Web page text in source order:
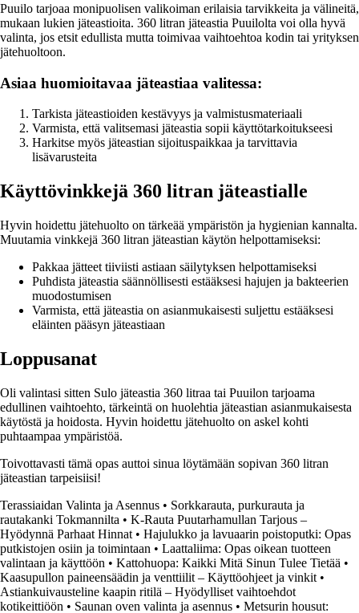
Puuilo tarjoaa monipuolisen valikoiman erilaisia tarvikkeita ja välineitä,
mukaan lukien jäteastioita. 360 litran jäteastia Puuilolta voi olla hyvä
valinta, jos etsit edullista mutta toimivaa vaihtoehtoa kodin tai yrityksen
jätehuoltoon.
Asiaa huomioitavaa jäteastiaa valitessa:
Tarkista jäteastioiden kestävyys ja valmistusmateriaali
Varmista, että valitsemasi jäteastia sopii käyttötarkoitukseesi
Harkitse myös jäteastian sijoituspaikkaa ja tarvittavia
lisävarusteita
Käyttövinkkejä 360 litran jäteastialle
Hyvin hoidettu jätehuolto on tärkeää ympäristön ja hygienian kannalta.
Muutamia vinkkejä 360 litran jäteastian käytön helpottamiseksi:
Pakkaa jätteet tiiviisti astiaan säilytyksen helpottamiseksi
Puhdista jäteastia säännöllisesti estääksesi hajujen ja bakteerien
muodostumisen
Varmista, että jäteastia on asianmukaisesti suljettu estääksesi
eläinten pääsyn jäteastiaan
Loppusanat
Oli valintasi sitten Sulo jäteastia 360 litraa tai Puuilon tarjoama
edullinen vaihtoehto, tärkeintä on huolehtia jäteastian asianmukaisesta
käytöstä ja hoidosta. Hyvin hoidettu jätehuolto on askel kohti
puhtaampaa ympäristöä.
Toivottavasti tämä opas auttoi sinua löytämään sopivan 360 litran
jäteastian tarpeisiisi!
Terassiaidan Valinta ja Asennus • Sorkkarauta, purkurauta ja
rautakanki Tokmannilta • K-Rauta Puutarhamullan Tarjous –
Hyödynnä Parhaat Hinnat • Hajulukko ja lavuaarin poistoputki: Opas
putkistojen osiin ja toimintaan • Laattaliima: Opas oikean tuotteen
valintaan ja käyttöön • Kattohuopa: Kaikki Mitä Sinun Tulee Tietää •
Kaasupullon paineensäädin ja venttiilit – Käyttöohjeet ja vinkit •
Astiankuivausteline kaapin ritilä – Hyödylliset vaihtoehdot
kotikeittiöön • Saunan oven valinta ja asennus • Metsurin housut: